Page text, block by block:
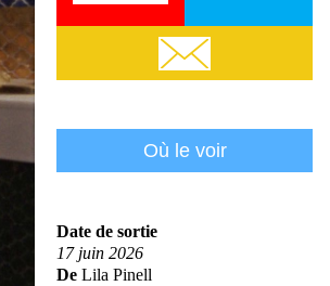
Où le voir
Date de sortie
17 juin 2026
De Lila Pinell